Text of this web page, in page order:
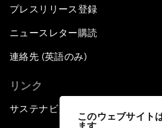
このウェブサイト
ます
プレスリリース登録
ニュースレター購読
連絡先 (英語のみ)
リンク
サステナビリティへの取り組み